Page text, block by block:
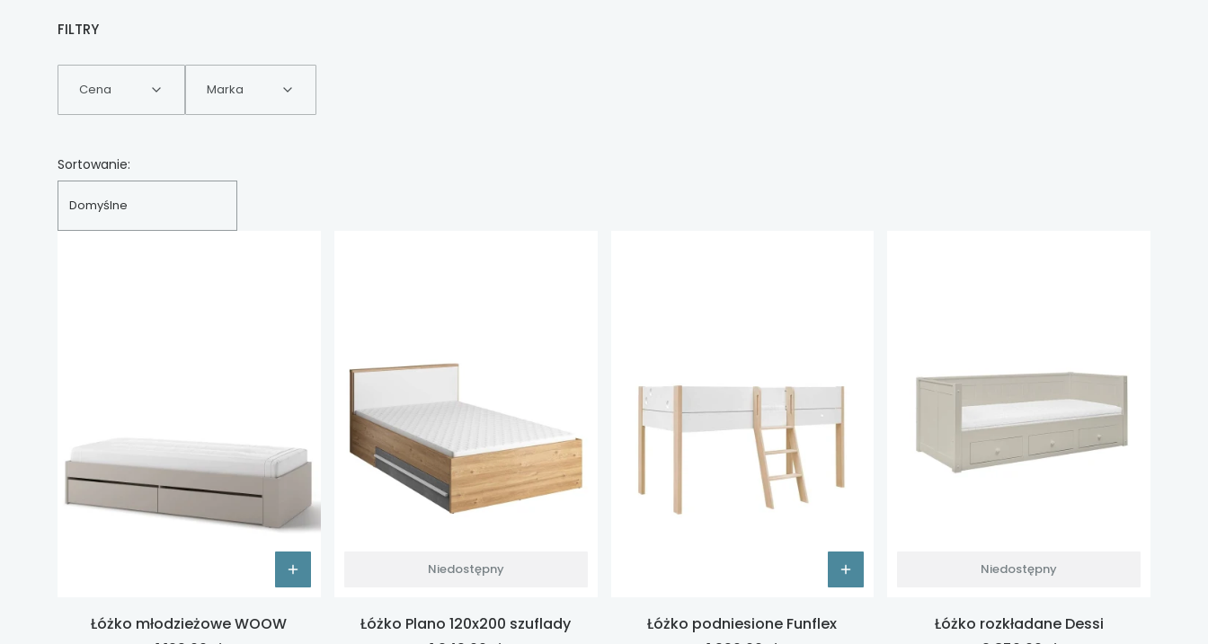
FILTRY
Cena Marka
Lista produktów
Sortowanie:
Domyślne
Łóżko młodzieżowe WOOW
Niedostępny
Łóżko Plano 120x200 szuflady
Łóżko podniesione Funflex
Niedostępny
Łóżko rozkładane Dessi